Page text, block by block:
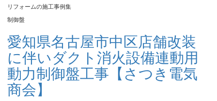
リフォームの施工事例集
制御盤
愛知県名古屋市中区店舗改装
に伴いダクト消火設備連動用
動力制御盤工事【さつき電気
商会】